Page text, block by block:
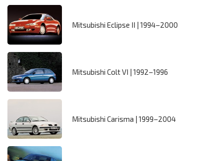
Mitsubishi Eclipse II | 1994–2000
Mitsubishi Colt VI | 1992–1996
Mitsubishi Carisma | 1999–2004